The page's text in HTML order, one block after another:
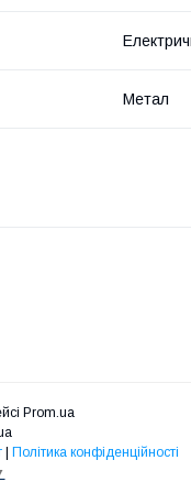
Метал
Prom.ua
| Політика конфіденційності